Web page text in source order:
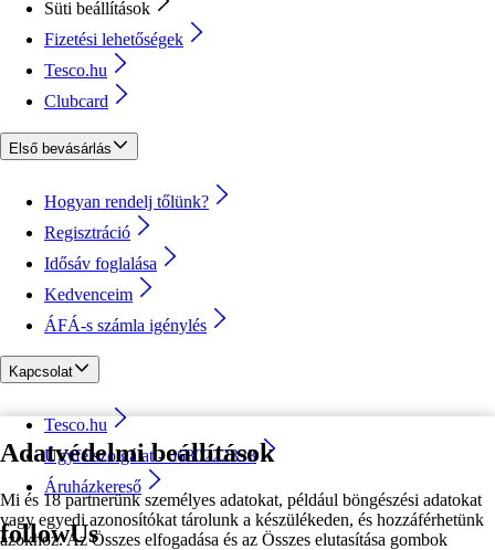
Adatvédelmi beállítások
Mi és 18 partnerünk személyes adatokat, például böngészési adatokat
vagy egyedi azonosítókat tárolunk a készülékeden, és hozzáférhetünk
azokhoz. Az Összes elfogadása és az Összes elutasítása gombok
Süti beállítások
Fizetési lehetőségek
Tesco.hu
Clubcard
Első bevásárlás
Hogyan rendelj tőlünk?
Regisztráció
Idősáv foglalása
Kedvenceim
ÁFÁ-s számla igénylés
Kapcsolat
Tesco.hu
Ügyfélszolgálat - 0680222333
Áruházkereső
followUs